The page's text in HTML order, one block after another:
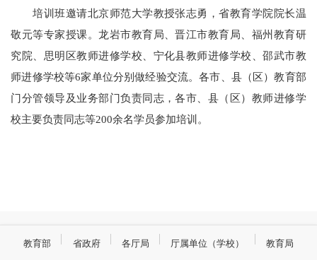
培训班邀请北京师范大学教授张志勇，省教育学院院长温
敬元等专家授课。龙岩市教育局、晋江市教育局、福州教育研
究院、思明区教师进修学校、宁化县教师进修学校、邵武市教
师进修学校等6家单位分别做经验交流。各市、县（区）教育部
门分管领导及业务部门负责同志，各市、县（区）教师进修学
校主要负责同志等200余名学员参加培训。
教育部 省政府 各厅局 厅属单位（学校） 教育局